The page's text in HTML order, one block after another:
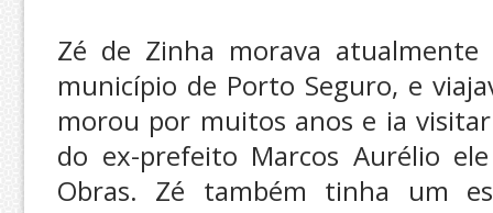
Zé de Zinha morava
município de Porto Seguro, e
morou por muitos anos e ia
do ex-prefeito Marcos Aurélio
Obras. Zé também tinha um